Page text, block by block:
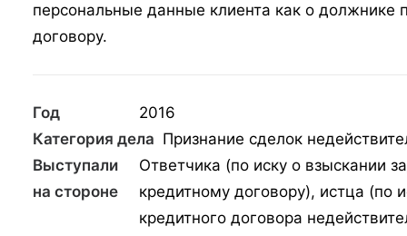
персональные данные клиента как о должнике
договору.
Год
2016
Категория дела Признание сделок
Выступали
на стороне
Ответчика (по иску о взыскании
кредитному договору), истца (по
кредитного договора